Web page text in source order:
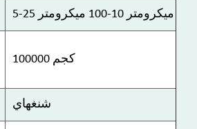
100000 كجم
شنغهاي